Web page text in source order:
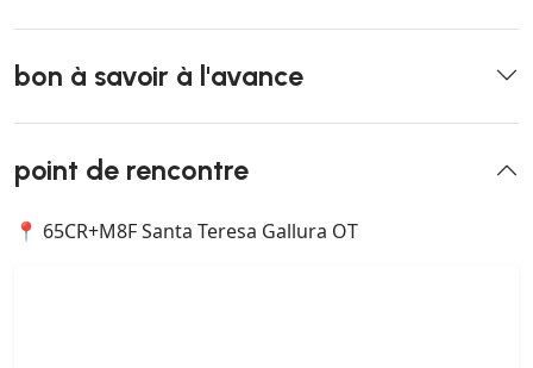
bon à savoir à l'avance
point de rencontre
📍 65CR+M8F Santa Teresa Gallura OT